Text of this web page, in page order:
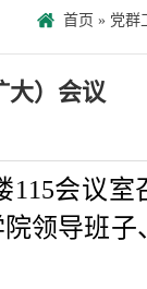
首页 » 党群
大）会议
115会议室
领导班子